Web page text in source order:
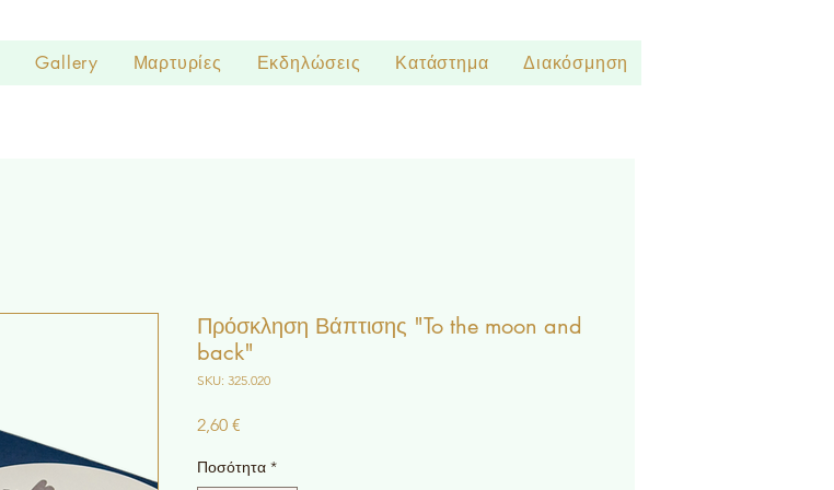
Gallery Μαρτυρίες Εκδηλώσεις Κατάστημα Διακόσμηση
Πρόσκληση Βάπτισης "To the moon and
back"
SKU: 325.020
2,60 €
Ποσότητα *